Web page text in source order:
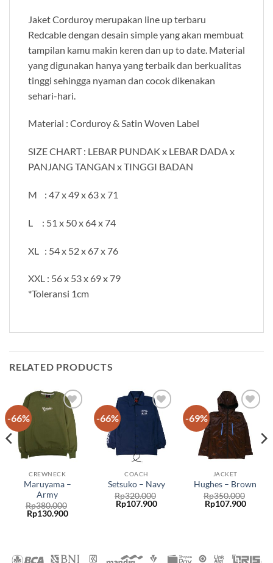
Jaket Corduroy merupakan line up terbaru
Redcable dengan desain simple yang akan membuat
tampilan kamu makin keren dan up to date. Material
yang digunakan hanya yang terbaik dan berkualitas
tinggi sehingga nyaman dan cocok dikenakan
sehari-hari.
Material : Corduroy & Satin Woven Label
SIZE CHART : LEBAR PUNDAK x LEBAR DADA x
PANJANG TANGAN x TINGGI BADAN
M : 47 x 49 x 63 x 71
L : 51 x 50 x 64 x 74
XL : 54 x 52 x 67 x 76
XXL : 56 x 53 x 69 x 79
*Toleransi 1cm
RELATED PRODUCTS
-66%
Add to
wishlist
CREWNECK
Maruyama –
Army
Rp380.000
Rp130.900
-66%
Add to
wishlist
COACH
Setsuko – Navy
Rp320.000
Rp107.900
-69%
Add to
wishlist
JACKET
Hughes – Brown
Rp350.000
Rp107.900